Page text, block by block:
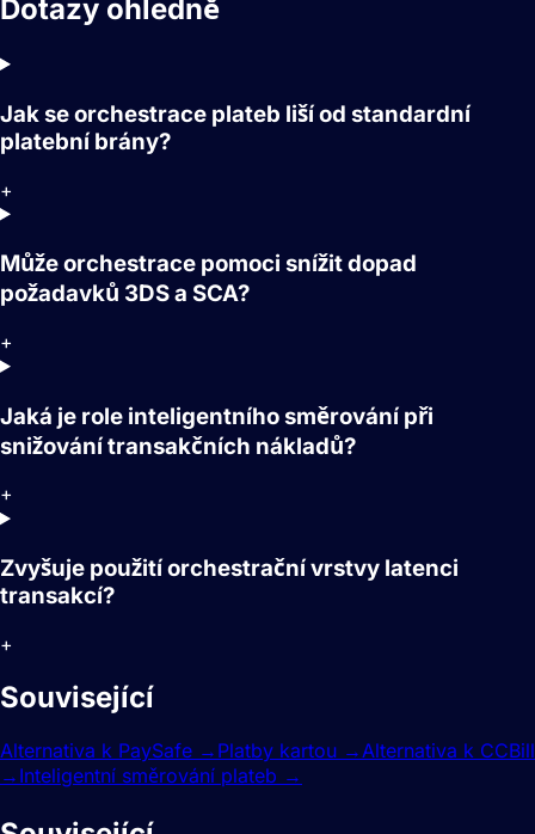
Dotazy ohledně
Jak se orchestrace plateb liší od standardní
platební brány?
+
Může orchestrace pomoci snížit dopad
požadavků 3DS a SCA?
+
Jaká je role inteligentního směrování při
snižování transakčních nákladů?
+
Zvyšuje použití orchestrační vrstvy latenci
transakcí?
+
Související
Alternativa k PaySafe → Platby kartou → Alternativa k CCBill
→ Inteligentní směrování plateb →